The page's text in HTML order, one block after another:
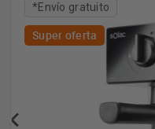
*Envío gratuito
Super oferta